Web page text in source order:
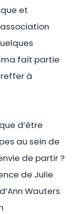
et
fait partie
à
d’être
au sein de
de partir ?
de Julie
Wauters